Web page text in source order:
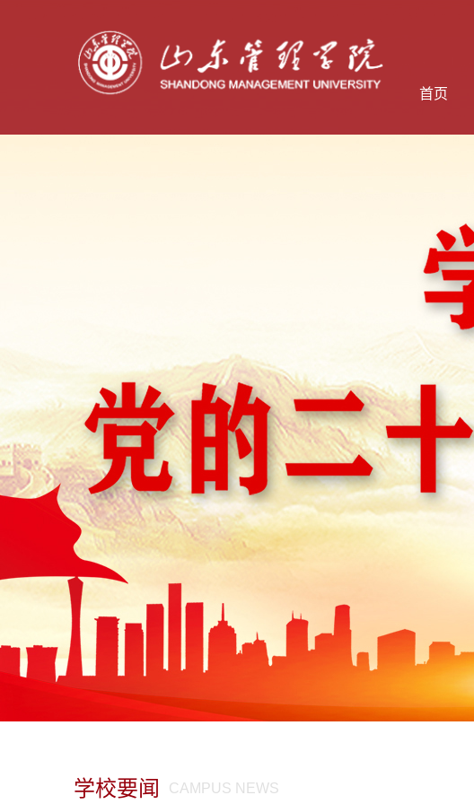
首页
学校要闻 CAMPUS NEWS